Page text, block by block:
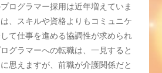
ログラマー採用は近年増えていま
、スキルや資格よりもコミュニケ
て仕事を進める協調性が求められ
グラマーへの転職は、一見すると
思えますが、前職が介護関係だと